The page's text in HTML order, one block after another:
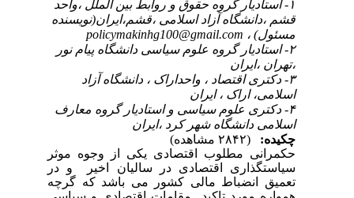
۱- استادیار گروه حقوق و روابط بین الملل ،واحد
قشم ،دانشگاه آزاد اسلامی ،قشم،ایران(نویسنده
مسئول) ، policymakinhg100@gmail.com
۲- استادیار گروه علوم سیاسی دانشگاه پیام نور
،تهران ،ایران
۳- دکتری اقتصاد ، واحداراک ، دانشگاه آزاد
اسلامی، اراک ، ایران
۴- دکتری علوم سیاسی و استادیار گروه معارف
اسلامی دانشگاه شهر کرد ،ایران
چکیده:
حکمرانی مطلوب اقتصادی یکی از وجوه موثر
سیاستگذاری اقتصادی در سالیان اخیر و در
تعمیق انضباط مالی کشور می باشد که گرچه